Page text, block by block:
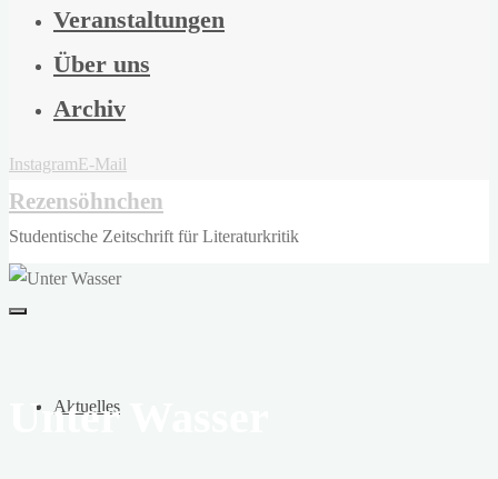
Veranstaltungen
Über uns
Archiv
InstagramE-Mail
Rezensöhnchen
Studentische Zeitschrift für Literaturkritik
Aktuelles
Unter Wasser